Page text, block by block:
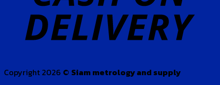
Copyright 2026 © Siam metrology and supply